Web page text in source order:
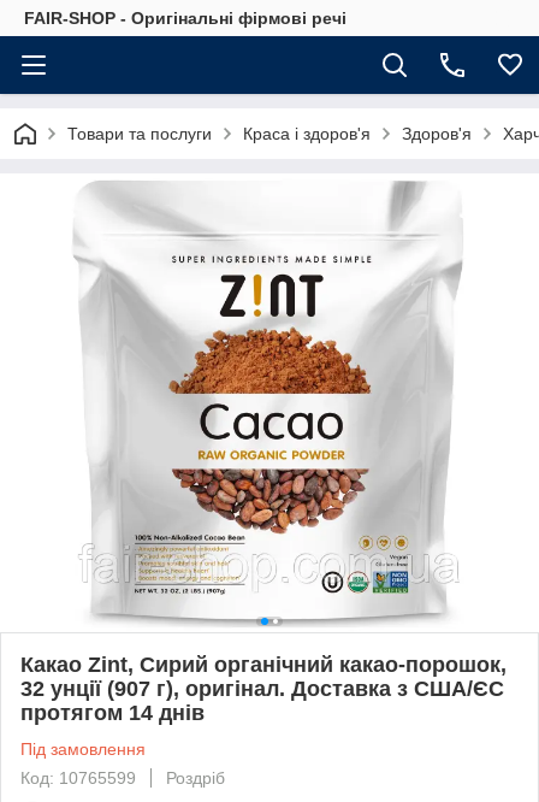
FAIR-SHOP - Оригінальні фірмові речі
Товари та послуги Краса і здоров'я Здоров'я
Какао Zint, Сирий органічний какао-порошок,
32 унції (907 г), оригінал. Доставка з США/ЄС
протягом 14 днів
Під замовлення
Код: 10765599
Роздріб